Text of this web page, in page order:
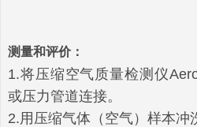
测量和评价：
1.将压缩空气质量检测仪
或压力管道连接。
2.用压缩气体（空气）样本冲